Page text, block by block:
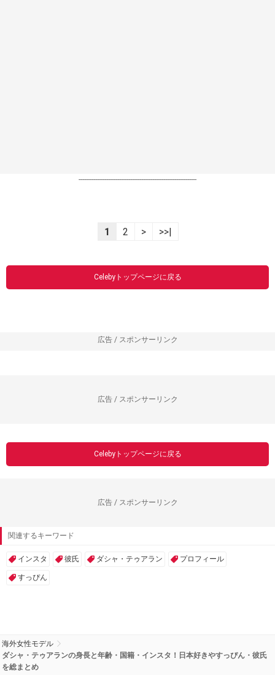
----------------------------------------------------------------
1 2 > >>|
Celebyトップページに戻る
広告 / スポンサーリンク
広告 / スポンサーリンク
Celebyトップページに戻る
広告 / スポンサーリンク
関連するキーワード
インスタ 彼氏 ダシャ・テゥアラン プロフィール
すっぴん
海外女性モデル
ダシャ・テゥアランの身長と年齢・国籍・インスタ！日本好きやすっぴん・彼氏
を総まとめ